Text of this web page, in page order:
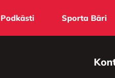
Podkāsti Sporta Bāri